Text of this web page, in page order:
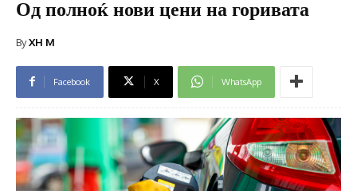
Од полноќ нови цени на горивата
ByXH M
Facebook X WhatsApp